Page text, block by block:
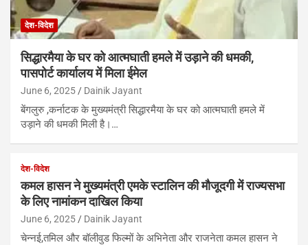
देश-विदेश
सिद्धारमैया के घर को आत्मघाती हमले में उड़ाने की धमकी,
पासपोर्ट कार्यालय में मिला ईमेल
June 6, 2025 Dainik Jayant
बेंगलुरु ,कर्नाटक के मुख्यमंत्री सिद्धारमैया के घर को आत्मघाती हमले में
उड़ाने की धमकी मिली है।…
देश-विदेश
कमल हासन ने मुख्यमंत्री एमके स्टालिन की मौजूदगी में राज्यसभा
के लिए नामांकन दाखिल किया
June 6, 2025 Dainik Jayant
चेन्नई,तमिल और बॉलीवुड फिल्मों के अभिनेता और राजनेता कमल हासन ने